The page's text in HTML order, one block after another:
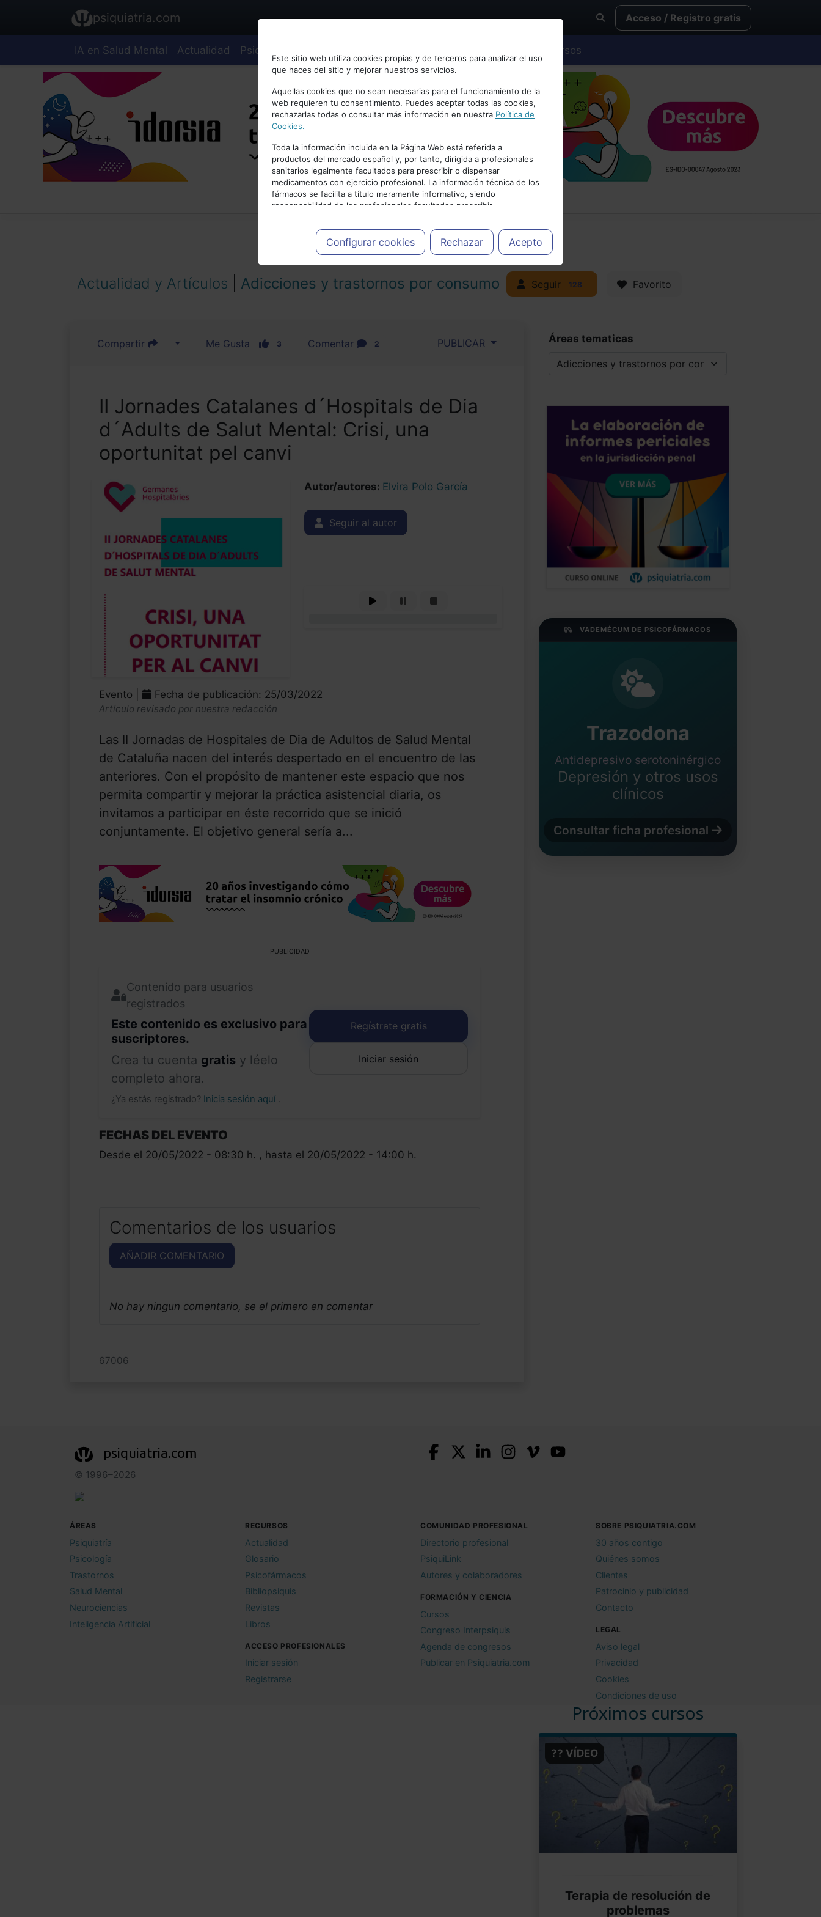
Bienvenid@ a psiquiatria.com
Escribe tu Email
Accede o regístrate con tu email.
Cancelar
psiquiatria.com Acceso / Registro gratis
IA en Salud Mental Actualidad Psiquiatría Cursos
Este sitio web utiliza cookies propias y de terceros para analizar el uso
que haces del sitio y mejorar nuestros servicios.
Aquellas cookies que no sean necesarias para el funcionamiento de la
web requieren tu consentimiento. Puedes aceptar todas las cookies,
rechazarlas todas o consultar más información en nuestra Política de
Cookies.
Toda la información incluida en la Página Web está referida a
productos del mercado español y, por tanto, dirigida a profesionales
sanitarios legalmente facultados para prescribir o dispensar
medicamentos con ejercicio profesional. La información técnica de los
fármacos se facilita a título meramente informativo, siendo
responsabilidad de los profesionales facultados prescribir
medicamentos y decidir, en cada caso concreto, el tratamiento más
adecuado a las necesidades del paciente.
Configurar cookies Rechazar Acepto
PUBLICIDAD
Actualidad y Artículos Adicciones y trastornos por consumo Seguir 128 Favorito
Compartir Me Gusta 3 Comentar 2 PUBLICAR
II Jornades Catalanes d´Hospitals de Dia
d´Adults de Salut Mental: Crisi, una
oportunitat pel canvi
Autor/autores: Elvira Polo García
Seguir al autor
Evento | Fecha de publicación: 25/03/2022
Artículo revisado por nuestra redacción
Las II Jornadas de Hospitales de Dia de Adultos de Salud Mental
de Cataluña nacen del interés despertado en el encuentro de las
anteriores. Con el propósito de mantener este espacio que nos
permita compartir y mejorar la práctica asistencial diaria, os
invitamos a participar en éste recorrido que se inició
conjuntamente. El objetivo general sería a...
PUBLICIDAD
Contenido para usuarios
registrados
Este contenido es exclusivo para
suscriptores.
Crea tu cuenta gratis y léelo
completo ahora.
¿Ya estás registrado? Inicia sesión aquí .
Regístrate gratis
Iniciar sesión
FECHAS DEL EVENTO
Desde el 20/05/2022 - 08:30 h. , hasta el 20/05/2022 - 14:00 h.
Comentarios de los usuarios
AÑADIR COMENTARIO
No hay ningun comentario, se el primero en comentar
67006
Áreas tematicas
VADEMÉCUM DE PSICOFÁRMACOS
Trazodona
Antidepresivo serotoninérgico
Depresión y otros usos
clínicos
Consultar ficha profesional
Próximos cursos
?? VÍDEO
Terapia de resolución de
problemas
psiquiatria.com
© 1996–2026
ÁREAS
Psiquiatría
Psicología
Trastornos
Salud Mental
Neurociencias
Inteligencia Artificial
RECURSOS
Actualidad
Glosario
Psicofármacos
Bibliopsiquis
Revistas
Libros
ACCESO PROFESIONALES
Iniciar sesión
Registrarse
COMUNIDAD PROFESIONAL
Directorio profesional
PsiquiLink
Autores y colaboradores
FORMACIÓN Y CIENCIA
Cursos
Congreso Interpsiquis
Agenda de congresos
Publicar en Psiquiatria.com
SOBRE PSIQUIATRIA.COM
30 años contigo
Quiénes somos
Clientes
Patrocinio y publicidad
Contacto
LEGAL
Aviso legal
Privacidad
Cookies
Condiciones de uso